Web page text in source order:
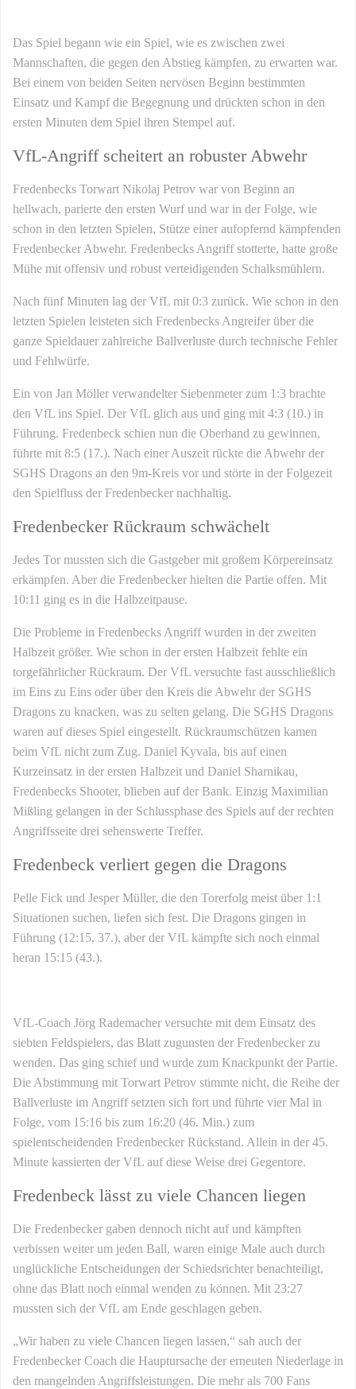
Das Spiel begann wie ein Spiel, wie es zwischen zwei
Mannschaften, die gegen den Abstieg kämpfen, zu erwarten war.
Bei einem von beiden Seiten nervösen Beginn bestimmten
Einsatz und Kampf die Begegnung und drückten schon in den
ersten Minuten dem Spiel ihren Stempel auf.
VfL-Angriff scheitert an robuster Abwehr
Fredenbecks Torwart Nikolaj Petrov war von Beginn an
hellwach, parierte den ersten Wurf und war in der Folge, wie
schon in den letzten Spielen, Stütze einer aufopfernd kämpfenden
Fredenbecker Abwehr. Fredenbecks Angriff stotterte, hatte große
Mühe mit offensiv und robust verteidigenden Schalksmühlern.
Nach fünf Minuten lag der VfL mit 0:3 zurück. Wie schon in den
letzten Spielen leisteten sich Fredenbecks Angreifer über die
ganze Spieldauer zahlreiche Ballverluste durch technische Fehler
und Fehlwürfe.
Ein von Jan Möller verwandelter Siebenmeter zum 1:3 brachte
den VfL ins Spiel. Der VfL glich aus und ging mit 4:3 (10.) in
Führung. Fredenbeck schien nun die Oberhand zu gewinnen,
führte mit 8:5 (17.). Nach einer Auszeit rückte die Abwehr der
SGHS Dragons an den 9m-Kreis vor und störte in der Folgezeit
den Spielfluss der Fredenbecker nachhaltig.
Fredenbecker Rückraum schwächelt
Jedes Tor mussten sich die Gastgeber mit großem Körpereinsatz
erkämpfen. Aber die Fredenbecker hielten die Partie offen. Mit
10:11 ging es in die Halbzeitpause.
Die Probleme in Fredenbecks Angriff wurden in der zweiten
Halbzeit größer. Wie schon in der ersten Halbzeit fehlte ein
torgefährlicher Rückraum. Der VfL versuchte fast ausschließlich
im Eins zu Eins oder über den Kreis die Abwehr der SGHS
Dragons zu knacken, was zu selten gelang. Die SGHS Dragons
waren auf dieses Spiel eingestellt. Rückraumschützen kamen
beim VfL nicht zum Zug. Daniel Kyvala, bis auf einen
Kurzeinsatz in der ersten Halbzeit und Daniel Sharnikau,
Fredenbecks Shooter, blieben auf der Bank. Einzig Maximilian
Mißling gelangen in der Schlussphase des Spiels auf der rechten
Angriffsseite drei sehenswerte Treffer.
Fredenbeck verliert gegen die Dragons
Pelle Fick und Jesper Müller, die den Torerfolg meist über 1:1
Situationen suchen, liefen sich fest. Die Dragons gingen in
Führung (12:15, 37.), aber der VfL kämpfte sich noch einmal
heran 15:15 (43.).
VfL-Coach Jörg Rademacher versuchte mit dem Einsatz des
siebten Feldspielers, das Blatt zugunsten der Fredenbecker zu
wenden. Das ging schief und wurde zum Knackpunkt der Partie.
Die Abstimmung mit Torwart Petrov stimmte nicht, die Reihe der
Ballverluste im Angriff setzten sich fort und führte vier Mal in
Folge, vom 15:16 bis zum 16:20 (46. Min.) zum
spielentscheidenden Fredenbecker Rückstand. Allein in der 45.
Minute kassierten der VfL auf diese Weise drei Gegentore.
Fredenbeck lässt zu viele Chancen liegen
Die Fredenbecker gaben dennoch nicht auf und kämpften
verbissen weiter um jeden Ball, waren einige Male auch durch
unglückliche Entscheidungen der Schiedsrichter benachteiligt,
ohne das Blatt noch einmal wenden zu können. Mit 23:27
mussten sich der VfL am Ende geschlagen geben.
„Wir haben zu viele Chancen liegen lassen,“ sah auch der
Fredenbecker Coach die Hauptursache der erneuten Niederlage in
den mangelnden Angriffsleistungen. Die mehr als 700 Fans